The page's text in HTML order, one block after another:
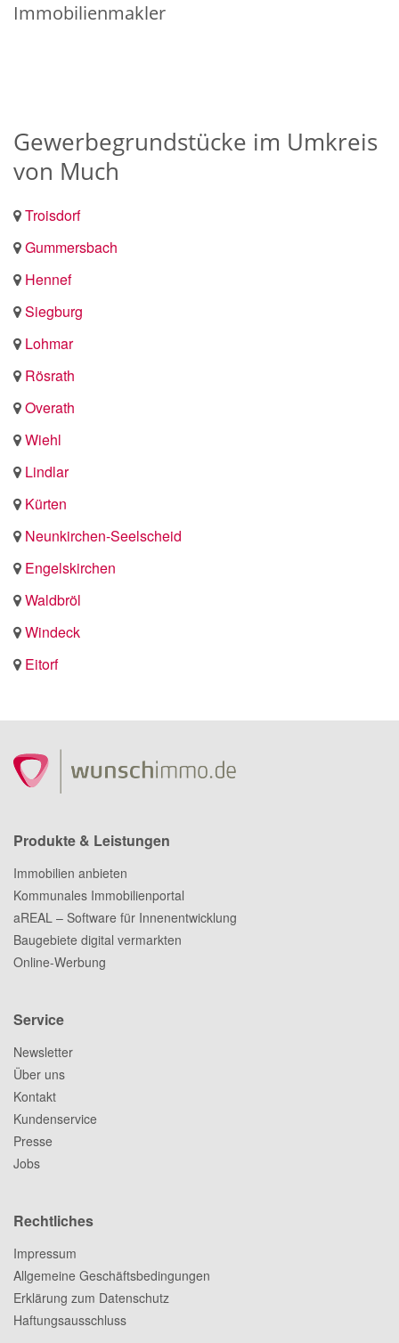
Immobilienmakler
Gewerbegrundstücke im Umkreis
von Much
Troisdorf
Gummersbach
Hennef
Siegburg
Lohmar
Rösrath
Overath
Wiehl
Lindlar
Kürten
Neunkirchen-Seelscheid
Engelskirchen
Waldbröl
Windeck
Eitorf
Produkte & Leistungen
Immobilien anbieten
Kommunales Immobilienportal
aREAL – Software für Innenentwicklung
Baugebiete digital vermarkten
Online-Werbung
Service
Newsletter
Über uns
Kontakt
Kundenservice
Presse
Jobs
Rechtliches
Impressum
Allgemeine Geschäftsbedingungen
Erklärung zum Datenschutz
Haftungsausschluss